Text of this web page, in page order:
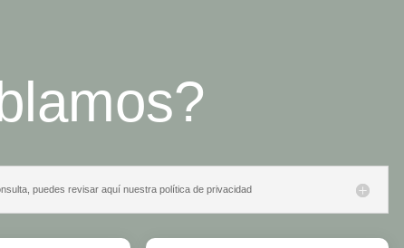
puedes revisar aquí nuestra política de privacidad